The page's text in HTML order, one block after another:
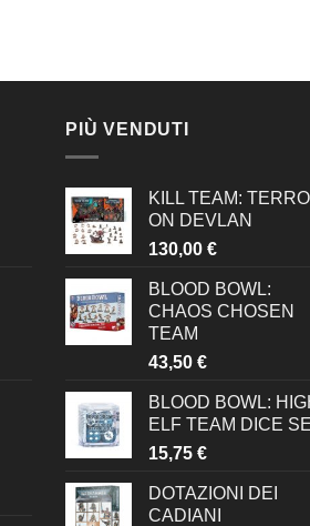
PIÙ VENDUTI
KILL TEAM:
ON DEVLAN
130,00 €
BLOOD BOWL:
CHAOS CHOSEN
TEAM
43,50 €
BLOOD BOWL:
ELF TEAM DICE
15,75 €
DOTAZIONI DEI
CADIANI